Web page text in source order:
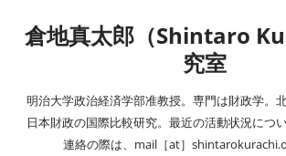
テ
ン
キ
ッ
プ
倉地真太郎（Shintaro
究室
明治大学政治経済学部准教授。専門は財政学。
日本財政の国際比較研究。最近の活動状況につ
連絡の際は、mail［at］